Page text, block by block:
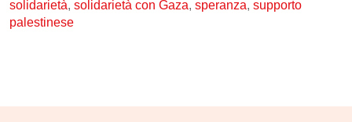
solidarietà, solidarietà con Gaza, speranza, supporto
palestinese